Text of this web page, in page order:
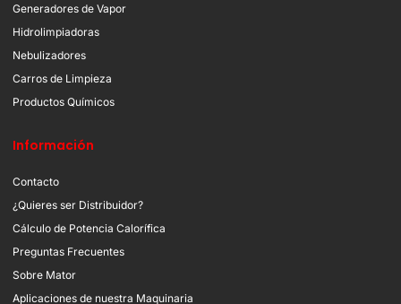
Generadores de Vapor
Hidrolimpiadoras
Nebulizadores
Carros de Limpieza
Productos Químicos
Información
Contacto
¿Quieres ser Distribuidor?
Cálculo de Potencia Calorífica
Preguntas Frecuentes
Sobre Mator
Aplicaciones de nuestra Maquinaria